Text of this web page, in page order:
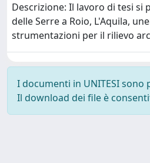
Descrizione: Il lavoro di tesi si
delle Serre a Roio, L'Aquila,
strumentazioni per il rilievo
I documenti in UNITESI
Il download dei file è